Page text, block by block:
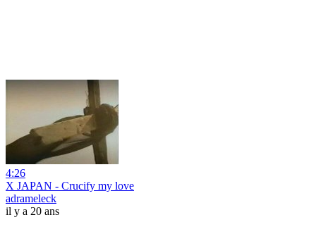
4:26
X JAPAN - Crucify my love
adrameleck
il y a 20 ans